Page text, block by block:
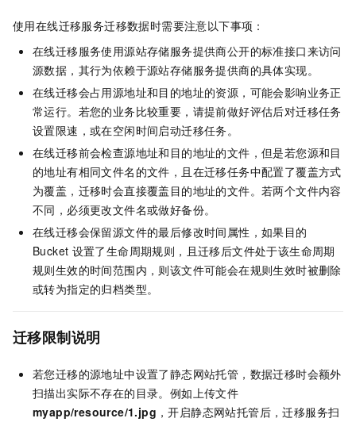
使用在线迁移服务迁移数据时需要注意以下事项：
在线迁移服务使用源站存储服务提供商公开的标准接口来访问
源数据，其行为依赖于源站存储服务提供商的具体实现。
在线迁移会占用源地址和目的地址的资源，可能会影响业务正
常运行。若您的业务比较重要，请提前做好评估后对迁移任务
设置限速，或在空闲时间启动迁移任务。
在线迁移前会检查源地址和目的地址的文件，但是若您源和目
的地址有相同文件名的文件，且在迁移任务中配置了覆盖方式
为覆盖，迁移时会直接覆盖目的地址的文件。若两个文件内容
不同，必须更改文件名或做好备份。
在线迁移会保留源文件的最后修改时间属性，如果目的
Bucket 设置了生命周期规则，且迁移后文件处于该生命周期
规则生效的时间范围内，则该文件可能会在规则生效时被删除
或转为指定的归档类型。
迁移限制说明
若您迁移的源地址中设置了静态网站托管，数据迁移时会额外
扫描出实际不存在的目录。例如上传文件
myapp/resource/1.jpg ，开启静态网站托管后，迁移服务扫